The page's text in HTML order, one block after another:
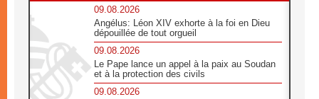
09.08.2026
Angélus: Léon XIV exhorte à la foi en Dieu
dépouillée de tout orgueil
09.08.2026
Le Pape lance un appel à la paix au Soudan
et à la protection des civils
09.08.2026